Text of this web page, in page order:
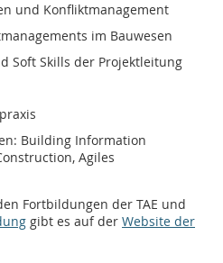
und Konfliktmanagement
im Bauwesen
Soft Skills der Projektleitung
Building Information
Agiles
Fortbildungen der TAE und
gibt es auf der Website der